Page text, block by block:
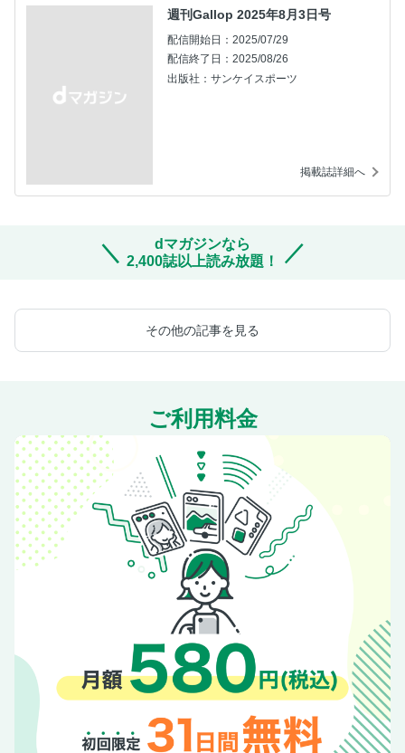
週刊Gallop 2025年8月3日号
配信開始日：2025/07/29
配信終了日：2025/08/26
出版社：サンケイスポーツ
掲載誌詳細へ
dマガジンなら
2,400誌以上読み放題！
その他の記事を見る
ご利用料金